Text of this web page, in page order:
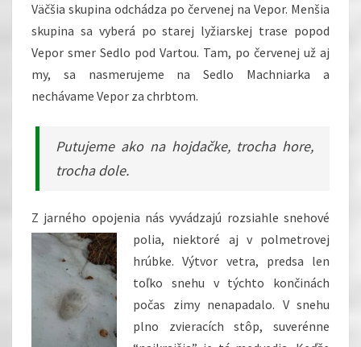
Väčšia skupina odchádza po červenej na Vepor. Menšia
skupina sa vyberá po starej lyžiarskej trase popod
Vepor smer Sedlo pod Vartou. Tam, po červenej už aj
my, sa nasmerujeme na Sedlo Machniarka a
nechávame Vepor za chrbtom.
Putujeme ako na hojdačke, trocha hore,
trocha dole.
Z jarného opojenia nás vyvádzajú rozsiahle snehové
polia, niektoré aj v polmetrovej
hrúbke. Výtvor vetra, predsa len
toľko snehu v týchto končinách
počas zimy nenapadalo. V snehu
plno zvieracích stôp, suverénne